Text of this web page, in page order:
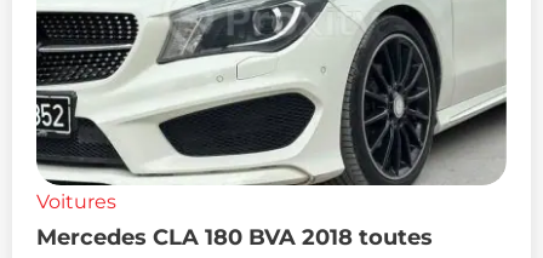
Voitures
Mercedes CLA 180 BVA 2018 toutes